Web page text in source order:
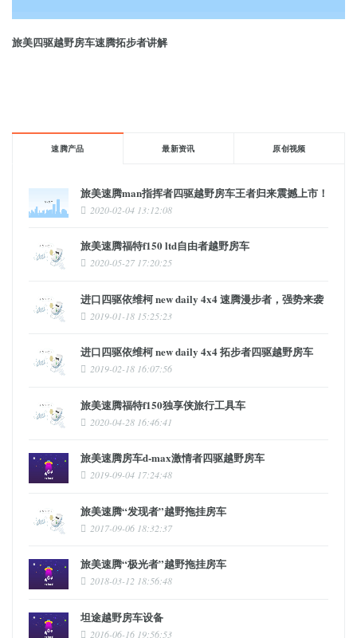
旅美四驱越野房车速腾拓步者讲解
速腾产品 最新资讯 原创视频
旅美速腾man指挥者四驱越野房车王者归来震撼上市！
2020-02-04 13:12:08
旅美速腾福特f150 ltd自由者越野房车
2020-05-27 17:20:25
进口四驱依维柯 new daily 4x4 速腾漫步者，强势来袭
2019-01-18 15:25:23
进口四驱依维柯 new daily 4x4 拓步者四驱越野房车
2019-02-18 16:07:56
旅美速腾福特f150独享侠旅行工具车
2020-04-28 16:46:41
旅美速腾房车d-max激情者四驱越野房车
2019-09-04 17:24:48
旅美速腾“发现者”越野拖挂房车
2017-09-06 18:32:37
旅美速腾“极光者”越野拖挂房车
2018-03-12 18:56:48
坦途越野房车设备
2016-06-16 19:56:53